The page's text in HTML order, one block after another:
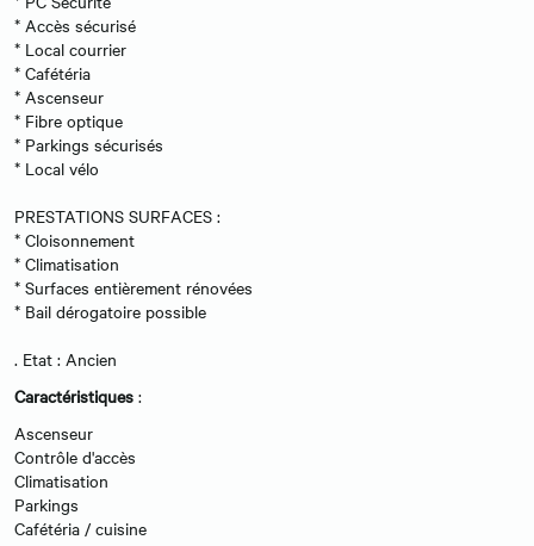
* Accès sécurisé
* Local courrier
* Cafétéria
* Ascenseur
* Fibre optique
* Parkings sécurisés
* Local vélo
PRESTATIONS SURFACES :
* Cloisonnement
* Climatisation
* Surfaces entièrement rénovées
* Bail dérogatoire possible
. Etat : Ancien
Caractéristiques :
Ascenseur
Contrôle d'accès
Climatisation
Parkings
Cafétéria / cuisine